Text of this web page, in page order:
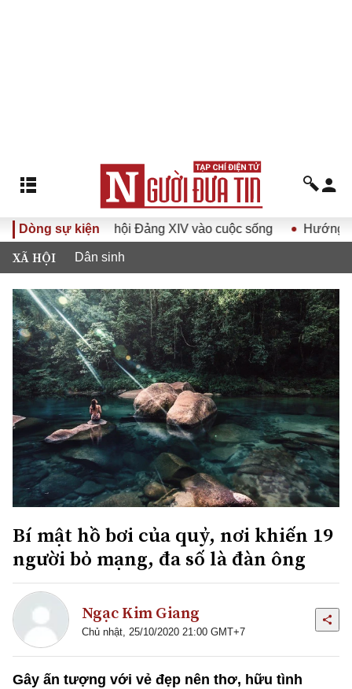
Dòng sự kiện
quyết Đại hội Đảng XIV vào cuộc sống Hướng tới Đại
XÃ HỘI Dân sinh
Bí mật hồ bơi của quỷ, nơi khiến 19
người bỏ mạng, đa số là đàn ông
Ngạc Kim Giang
Chủ nhật, 25/10/2020 21:00 GMT+7
Gây ấn tượng với vẻ đẹp nên thơ, hữu tình